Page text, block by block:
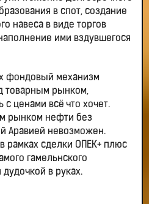
в спот, создание
навеса в виде торгов
ими вздувшегося
фондовый механизм
товарным рынком,
с ценами всё что хочет.
рынком нефти без
Аравией невозможен.
рамках сделки ОПЕК+ плюс
гамельнского
в руках.